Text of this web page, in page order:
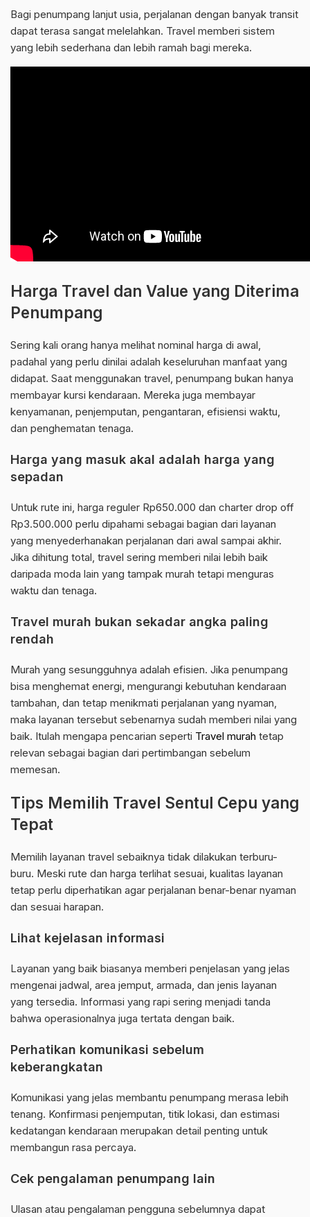
Bagi penumpang lanjut usia, perjalanan dengan banyak transit
dapat terasa sangat melelahkan. Travel memberi sistem
yang lebih sederhana dan lebih ramah bagi mereka.
Harga Travel dan Value yang Diterima
Penumpang
Sering kali orang hanya melihat nominal harga di awal,
padahal yang perlu dinilai adalah keseluruhan manfaat yang
didapat. Saat menggunakan travel, penumpang bukan hanya
membayar kursi kendaraan. Mereka juga membayar
kenyamanan, penjemputan, pengantaran, efisiensi waktu,
dan penghematan tenaga.
Harga yang masuk akal adalah harga yang
sepadan
Untuk rute ini, harga reguler Rp650.000 dan charter drop off
Rp3.500.000 perlu dipahami sebagai bagian dari layanan
yang menyederhanakan perjalanan dari awal sampai akhir.
Jika dihitung total, travel sering memberi nilai lebih baik
daripada moda lain yang tampak murah tetapi menguras
waktu dan tenaga.
Travel murah bukan sekadar angka paling
rendah
Murah yang sesungguhnya adalah efisien. Jika penumpang
bisa menghemat energi, mengurangi kebutuhan kendaraan
tambahan, dan tetap menikmati perjalanan yang nyaman,
maka layanan tersebut sebenarnya sudah memberi nilai yang
baik. Itulah mengapa pencarian seperti Travel murah tetap
relevan sebagai bagian dari pertimbangan sebelum
memesan.
Tips Memilih Travel Sentul Cepu yang
Tepat
Memilih layanan travel sebaiknya tidak dilakukan terburu-
buru. Meski rute dan harga terlihat sesuai, kualitas layanan
tetap perlu diperhatikan agar perjalanan benar-benar nyaman
dan sesuai harapan.
Lihat kejelasan informasi
Layanan yang baik biasanya memberi penjelasan yang jelas
mengenai jadwal, area jemput, armada, dan jenis layanan
yang tersedia. Informasi yang rapi sering menjadi tanda
bahwa operasionalnya juga tertata dengan baik.
Perhatikan komunikasi sebelum
keberangkatan
Komunikasi yang jelas membantu penumpang merasa lebih
tenang. Konfirmasi penjemputan, titik lokasi, dan estimasi
kedatangan kendaraan merupakan detail penting untuk
membangun rasa percaya.
Cek pengalaman penumpang lain
Ulasan atau pengalaman pengguna sebelumnya dapat